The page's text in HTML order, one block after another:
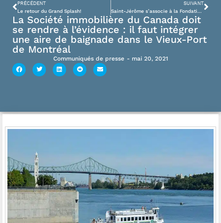
PRÉCÉDENT
Le retour du Grand Splash!
SUIVANT
Saint-Jérôme s’associe à la Fondation Rivières pour évaluer le potentiel de baignade dans la rivière du Nord
La Société immobilière du Canada doit
se rendre à l’évidence : il faut intégrer
une aire de baignade dans le Vieux-Port
de Montréal
Communiqués de presse - mai 20, 2021